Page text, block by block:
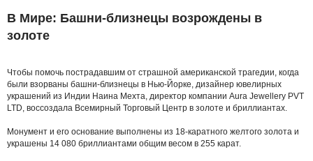
В Мире: Башни-близнецы возрождены в
золоте
Чтобы помочь пострадавшим от страшной американской трагедии, когда
были взорваны башни-близнецы в Нью-Йорке, дизайнер ювелирных
украшений из Индии Наина Мехта, директор компании Aura Jewellery PVT
LTD, воссоздала Всемирный Торговый Центр в золоте и бриллиантах.
Монумент и его основание выполнены из 18-каратного желтого золота и
украшены 14 080 бриллиантами общим весом в 255 карат.